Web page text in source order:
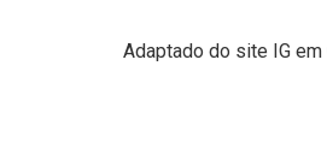
Adaptado do site IG